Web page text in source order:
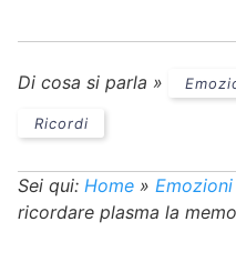
Di cosa si parla »
Ricordi
Sei qui: Home »
ricordare plasma la